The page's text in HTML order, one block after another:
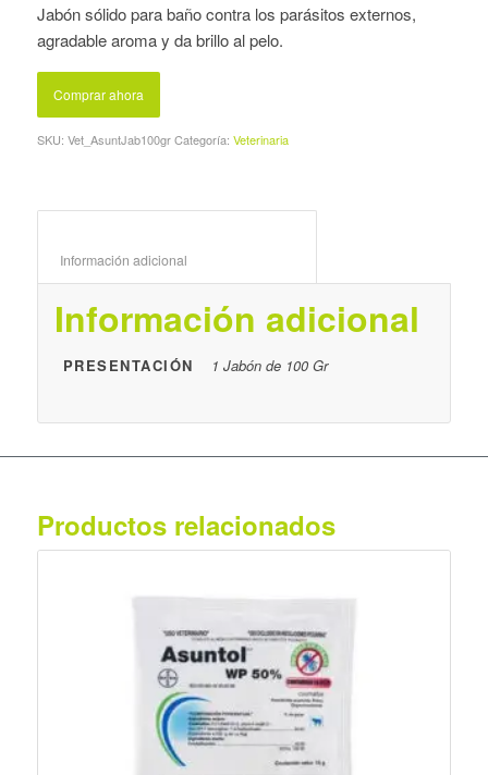
Jabón sólido para baño contra los parásitos externos,
agradable aroma y da brillo al pelo.
Comprar ahora
SKU: Vet_AsuntJab100gr Categoría: Veterinaria
Información adicional
PRESENTACIÓN 1 Jabón de 100 Gr
Productos relacionados